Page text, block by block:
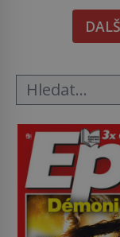
pověsil
Bonaparte
tak si ji ještě